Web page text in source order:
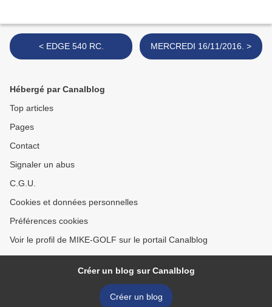
< EDGE 540 RC. MERCREDI 16/11/2016. >
Hébergé par Canalblog
Top articles
Pages
Contact
Signaler un abus
C.G.U.
Cookies et données personnelles
Préférences cookies
Voir le profil de MIKE-GOLF sur le portail Canalblog
Créer un blog sur Canalblog
Créer un blog